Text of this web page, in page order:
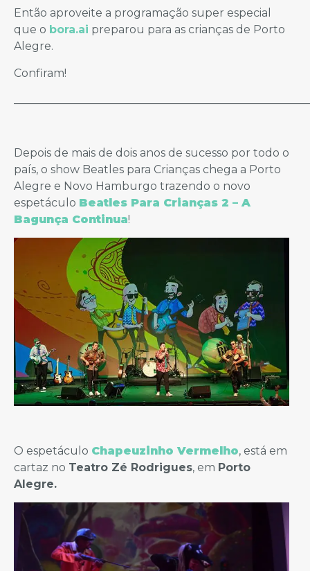
Então aproveite a programação super especial
que o bora.ai preparou para as crianças de Porto
Alegre.
Confiram!
Depois de mais de dois anos de sucesso por todo o
país, o show Beatles para Crianças chega a Porto
Alegre e Novo Hamburgo trazendo o novo
espetáculo Beatles Para Crianças 2 – A
Bagunça Continua!
O espetáculo Chapeuzinho Vermelho, está em
cartaz no Teatro Zé Rodrigues, em Porto
Alegre.